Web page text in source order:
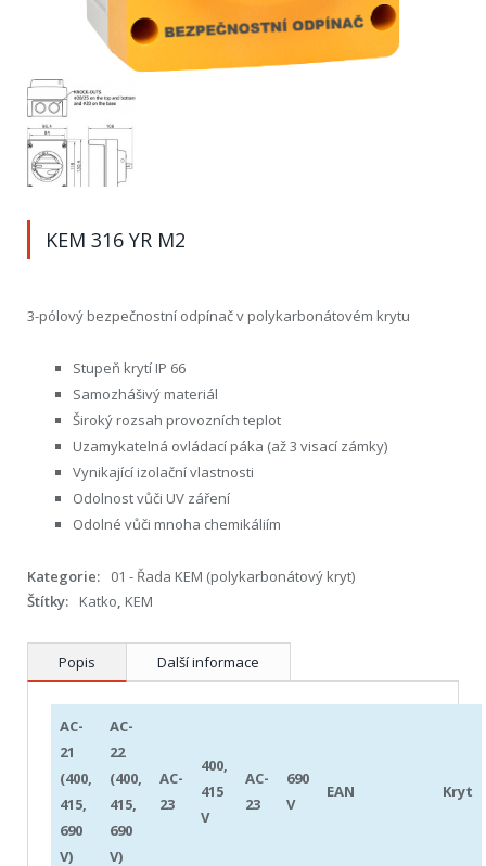
KEM 316 YR M2
3-pólový bezpečnostní odpínač v polykarbonátovém krytu
Stupeň krytí IP 66
Samozhášivý materiál
Široký rozsah provozních teplot
Uzamykatelná ovládací páka (až 3 visací zámky)
Vynikající izolační vlastnosti
Odolnost vůči UV záření
Odolné vůči mnoha chemikáliím
Kategorie:
01 - Řada KEM (polykarbonátový kryt)
Štítky:
Katko KEM
Popis Další informace
AC-
21
(400,
415,
690
V)
AC-
22
(400,
415,
690
V)
AC-
23
400,
415
V
AC-
23
690
V
EAN Kryt